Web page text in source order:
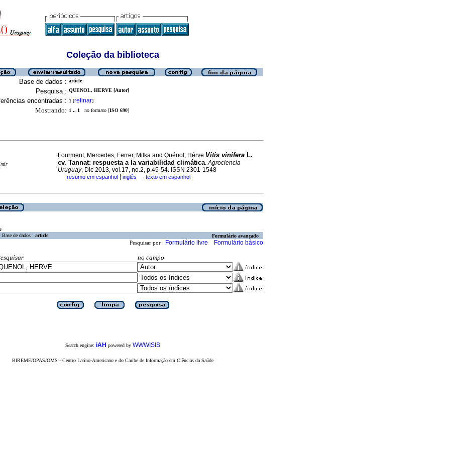
Coleção da biblioteca
Base de dados : article
Pesquisa : QUENOL, HERVE [Autor]
encontradas : 1 [refinar]
Mostrando: 1 .. 1 no formato [ISO 690]
Fourment, Mercedes, Ferrer, Milka and Quénol, Hérve Vitis vinifera L.
cv. Tannat: respuesta a la variabilidad climática.Agrociencia
Uruguay, Dic 2013, vol.17, no.2, p.45-54. ISSN 2301-1548
· resumo em espanhol inglês · texto em espanhol
Base de dados : article Formulário avançado
Pesquisar por : Formulário livre Formulário básico
no campo
Search engine: iAH powered by WWWISIS
BIREME/OPAS/OMS - Centro Latino-Americano e do Caribe de Informação em Ciências da Saúde